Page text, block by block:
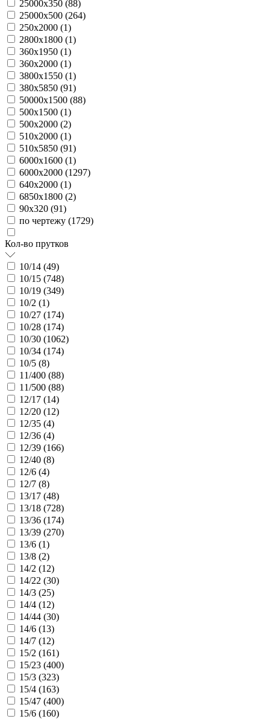
25000х350 (88)
25000х500 (264)
250х2000 (1)
2800х1800 (1)
360х1950 (1)
360х2000 (1)
3800х1550 (1)
380х5850 (91)
50000х1500 (88)
500х1500 (1)
500х2000 (2)
510х2000 (1)
510х5850 (91)
6000х1600 (1)
6000х2000 (1297)
640х2000 (1)
6850х1800 (2)
90х320 (91)
по чертежу (1729)
Кол-во прутков
10/14 (49)
10/15 (748)
10/19 (349)
10/2 (1)
10/27 (174)
10/28 (174)
10/30 (1062)
10/34 (174)
10/5 (8)
11/400 (88)
11/500 (88)
12/17 (14)
12/20 (12)
12/35 (4)
12/36 (4)
12/39 (166)
12/40 (8)
12/6 (4)
12/7 (8)
13/17 (48)
13/18 (728)
13/36 (174)
13/39 (270)
13/6 (1)
13/8 (2)
14/2 (12)
14/22 (30)
14/3 (25)
14/4 (12)
14/44 (30)
14/6 (13)
14/7 (12)
15/2 (161)
15/23 (400)
15/3 (323)
15/4 (163)
15/47 (400)
15/6 (160)